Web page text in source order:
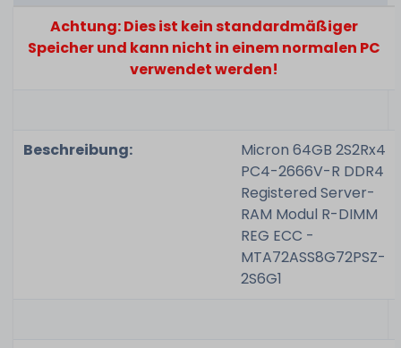
Achtung: Dies ist kein standardmäßiger
Speicher und kann nicht in einem normalen PC
verwendet werden!
Beschreibung:
Micron 64GB 2S2Rx4
PC4-2666V-R DDR4
Registered Server-
RAM Modul R-DIMM
REG ECC -
MTA72ASS8G72PSZ-
2S6G1